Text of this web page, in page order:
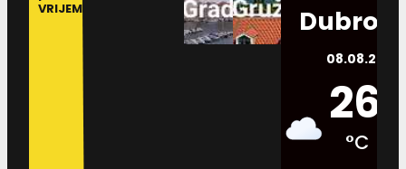
VRIJEME
08.08.2026.
26
°C